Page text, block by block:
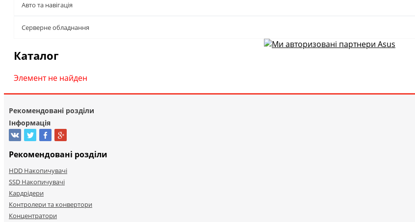
Авто та навігація
Серверне обладнання
Каталог
Элемент не найден
Рекомендовані розділи
Інформація
Рекомендовані розділи
HDD Накопичувачі
SSD Накопичувачі
Кардрідери
Контролери та конвертори
Концентратори